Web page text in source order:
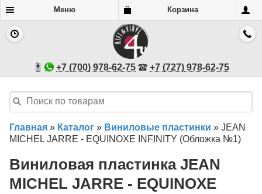
Меню Корзина
+7 (700) 978-62-75 +7 (727) 978-62-75
Главная » Каталог » Виниловые пластинки » JEAN
MICHEL JARRE - EQUINOXE INFINITY (Обложка №1)
Виниловая пластинка JEAN
MICHEL JARRE - EQUINOXE